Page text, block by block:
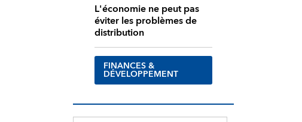
L'économie ne peut pas
éviter les problèmes de
distribution
FINANCES &
DÉVELOPPEMENT